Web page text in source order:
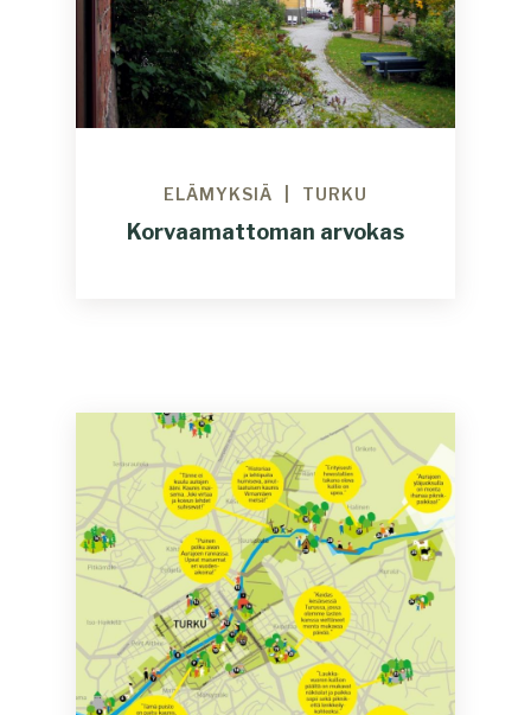
ELÄMYKSIÄ TURKU
Korvaamattoman arvokas